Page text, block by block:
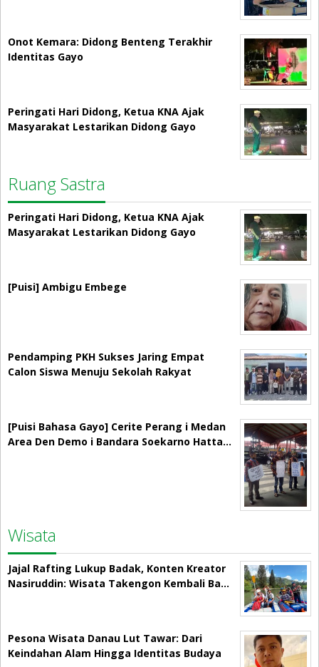
Onot Kemara: Didong Benteng Terakhir
Identitas Gayo
Peringati Hari Didong, Ketua KNA Ajak
Masyarakat Lestarikan Didong Gayo
Ruang Sastra
Peringati Hari Didong, Ketua KNA Ajak
Masyarakat Lestarikan Didong Gayo
[Puisi] Ambigu Embege
Pendamping PKH Sukses Jaring Empat
Calon Siswa Menuju Sekolah Rakyat
[Puisi Bahasa Gayo] Cerite Perang i Medan
Area Den Demo i Bandara Soekarno Hatta…
Wisata
Jajal Rafting Lukup Badak, Konten Kreator
Nasiruddin: Wisata Takengon Kembali Ba…
Pesona Wisata Danau Lut Tawar: Dari
Keindahan Alam Hingga Identitas Budaya